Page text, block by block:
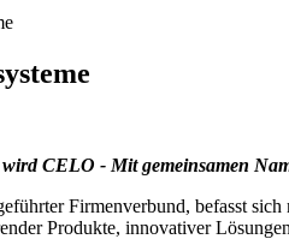
CELO - Mit gemeinsamen
Firmenverbund, befasst
Produkte, innovativer